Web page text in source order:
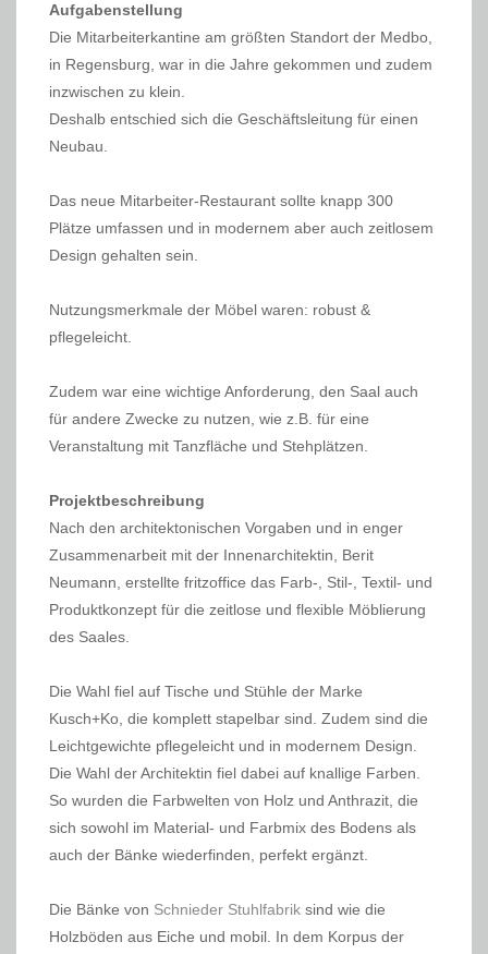
Aufgabenstellung
Die Mitarbeiterkantine am größten Standort der Medbo,
in Regensburg, war in die Jahre gekommen und zudem
inzwischen zu klein.
Deshalb entschied sich die Geschäftsleitung für einen
Neubau.
Das neue Mitarbeiter-Restaurant sollte knapp 300
Plätze umfassen und in modernem aber auch zeitlosem
Design gehalten sein.
Nutzungsmerkmale der Möbel waren: robust &
pflegeleicht.
Zudem war eine wichtige Anforderung, den Saal auch
für andere Zwecke zu nutzen, wie z.B. für eine
Veranstaltung mit Tanzfläche und Stehplätzen.
Projektbeschreibung
Nach den architektonischen Vorgaben und in enger
Zusammenarbeit mit der Innenarchitektin, Berit
Neumann, erstellte fritzoffice das Farb-, Stil-, Textil- und
Produktkonzept für die zeitlose und flexible Möblierung
des Saales.
Die Wahl fiel auf Tische und Stühle der Marke
Kusch+Ko, die komplett stapelbar sind. Zudem sind die
Leichtgewichte pflegeleicht und in modernem Design.
Die Wahl der Architektin fiel dabei auf knallige Farben.
So wurden die Farbwelten von Holz und Anthrazit, die
sich sowohl im Material- und Farbmix des Bodens als
auch der Bänke wiederfinden, perfekt ergänzt.
Die Bänke von Schnieder Stuhlfabrik sind wie die
Holzböden aus Eiche und mobil. In dem Korpus der